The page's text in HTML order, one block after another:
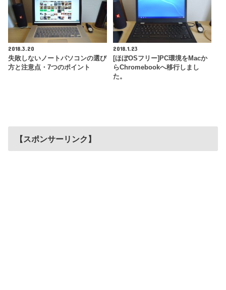
2018.3.20
失敗しないノートパソコンの選び
方と注意点・7つのポイント
2018.1.23
[ほぼOSフリー]PC環境をMacか
らChromebookへ移行しまし
た。
【スポンサーリンク】